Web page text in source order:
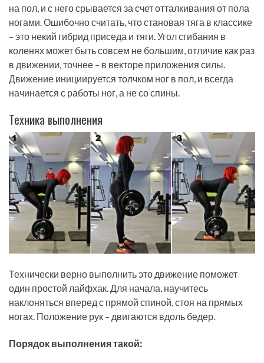
на пол, и с него срывается за счет отталкивания от пола
ногами. Ошибочно считать, что становая тяга в классике
– это некий гибрид приседа и тяги. Угол сгибания в
коленях может быть совсем не большим, отличие как раз
в движении, точнее – в векторе приложения силы.
Движение инициируется толчком ног в пол, и всегда
начинается с работы ног, а не со спины.
Техника выполнения
Технически верно выполнить это движение поможет
один простой лайфхак. Для начала, научитесь
наклоняться вперед с прямой спиной, стоя на прямых
ногах. Положение рук – двигаются вдоль бедер.
Порядок выполнения такой: